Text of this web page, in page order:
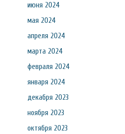
июня 2024
мая 2024
апреля 2024
марта 2024
февраля 2024
января 2024
декабря 2023
ноября 2023
октября 2023